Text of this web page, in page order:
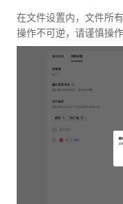
在文件设置内，文件所
操作不可逆，请谨慎操作